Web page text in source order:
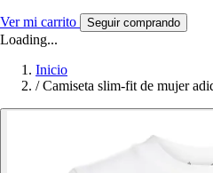
Ver mi carrito Seguir comprando
Loading...
Inicio
/ Camiseta slim-fit de mujer